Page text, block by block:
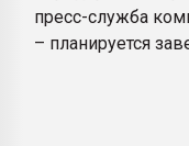
пресс-служба
– планируется